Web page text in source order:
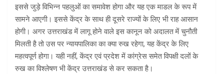
इससे जुड़े विभिन्न पहलुओं का समावेश होगा और यह एक माडल के रूप में
सामने आएगी। इससे केंद्र के साथ ही दूसरे राज्यों के लिए भी राह आसान
होगी। अगर उत्तराखंड में लागू होने वाले इस कानून को अदालत में चुनौती
मिलती है तो उस पर न्यायपालिका का क्या रुख रहेगा, यह केंद्र के लिए
महत्वपूर्ण होगा। यही नहीं, केंद्र एवं प्रदेश में कांग्रेस समेत विपक्षी दलों के
रुख का विश्लेषण भी केंद्र उत्तराखंड से कर सकता है।